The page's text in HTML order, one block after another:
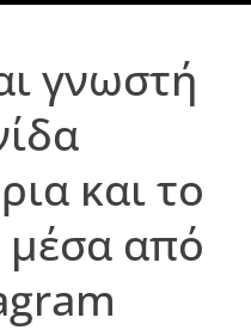
γνωστή
και το
από